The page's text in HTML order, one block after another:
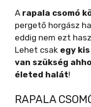
A rapala csomó
pergető horgász
eddig nem ezt
Lehet csak egy
van szükség
életed halát!
RAPALA